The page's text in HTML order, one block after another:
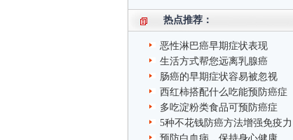
热点推荐：
恶性淋巴癌早期症状表现
生活方式帮您远离乳腺癌
肠癌的早期症状容易被忽视
西红柿搭配什么吃能预防癌症
多吃淀粉类食品可预防癌症
5种不花钱防癌方法增强免疫力